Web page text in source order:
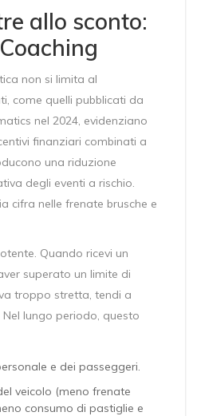
allo sconto:
non si limita al
come quelli pubblicati da
nel 2024, evidenziano
finanziari combinati a
una riduzione
degli eventi a rischio.
cifra nelle frenate brusche e
Quando ricevi un
superato un limite di
troppo stretta, tendi a
lungo periodo, questo
e dei passeggeri.
veicolo (meno frenate
consumo di pastiglie e